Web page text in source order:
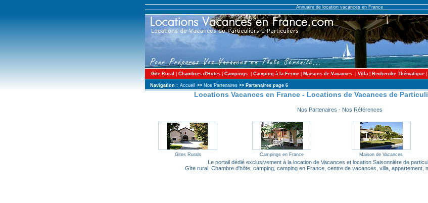
Annuaire de location vacances en France
Gite Rural Chambres d'Hotes| Campings| Camping à la Ferme| Maisons de Vacances| Villa| Recherche Thématique|
Navigation : Accueil >> Nos Partenaires>> Partenaires page 6
Locations Vacances en France - Locations de Vacances de
Nos Partenaires - Nos Références
Gites Rurals Campings en France Maison de Vacances
Le portail dédié exclusivement à la location de Vacances et location Saisonnière de
Gîte rural, Chambre d'hôte, camping, camping en France, centre de vacances, villa, appartement,